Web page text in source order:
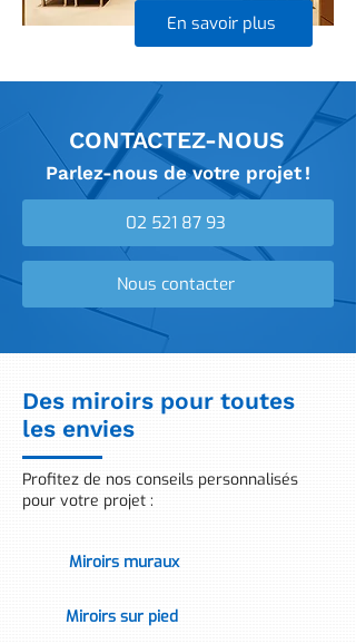
En savoir plus
CONTACTEZ-NOUS
Parlez-nous de votre projet !
02 521 87 93
Nous contacter
Des miroirs pour toutes
les envies
Profitez de nos conseils personnalisés
pour votre projet :
Miroirs muraux
Miroirs sur pied